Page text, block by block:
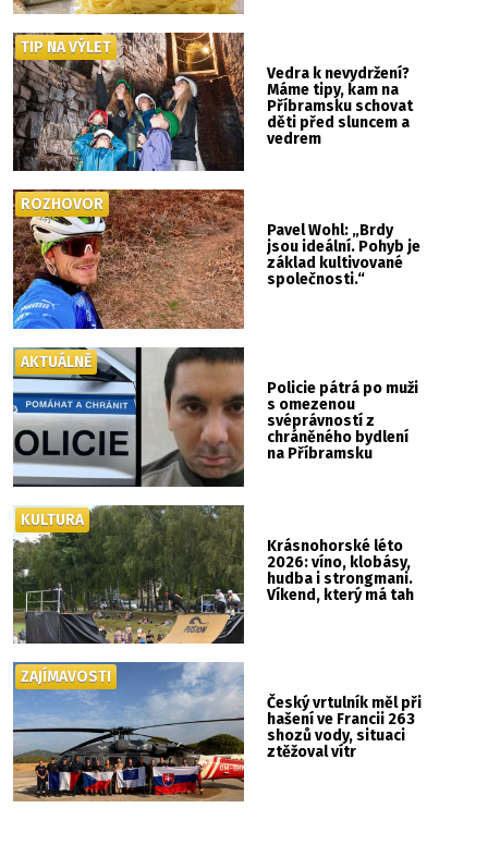
Vedra k nevydržení?
Máme tipy, kam na
Příbramsku schovat
děti před sluncem a
vedrem
TIP NA VÝLET
Pavel Wohl: „Brdy
jsou ideální. Pohyb je
základ kultivované
společnosti.“
ROZHOVOR
Policie pátrá po muži
s omezenou
svéprávností z
chráněného bydlení
na Příbramsku
AKTUÁLNĚ
Krásnohorské léto
2026: víno, klobásy,
hudba i strongmani.
Víkend, který má tah
KULTURA
Český vrtulník měl při
hašení ve Francii 263
shozů vody, situaci
ztěžoval vítr
ZAJÍMAVOSTI